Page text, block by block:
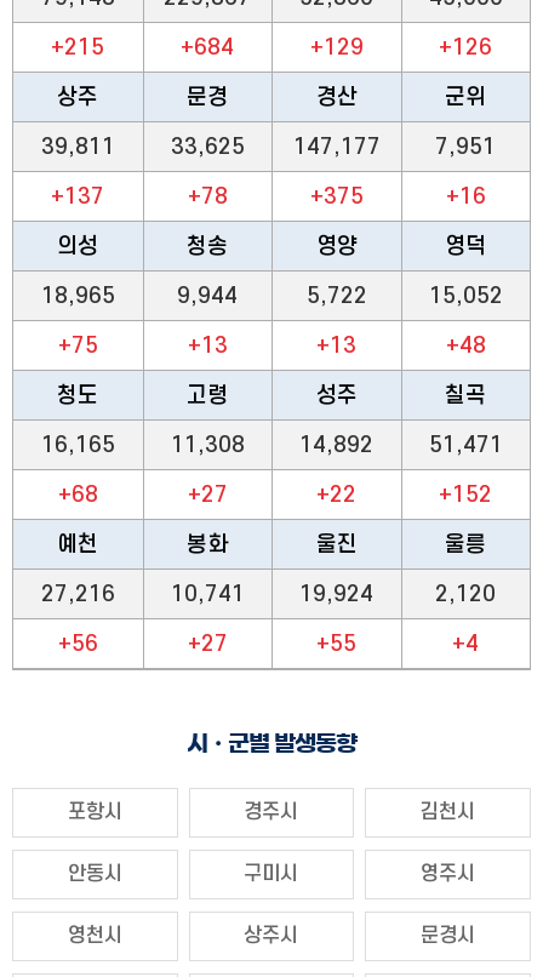
+215 +684 +129 +126
상주
39,811
+137
문경
33,625
+78
경산
147,177
+375
군위
7,951
+16
의성
18,965
+75
청송
9,944
+13
영양
5,722
+13
영덕
15,052
+48
청도
16,165
+68
고령
11,308
+27
성주
14,892
+22
칠곡
51,471
+152
예천
27,216
+56
봉화
10,741
+27
울진
19,924
+55
울릉
2,120
+4
시ㆍ군별 발생동향
포항시 경주시 김천시
안동시 구미시 영주시
영천시 상주시 문경시